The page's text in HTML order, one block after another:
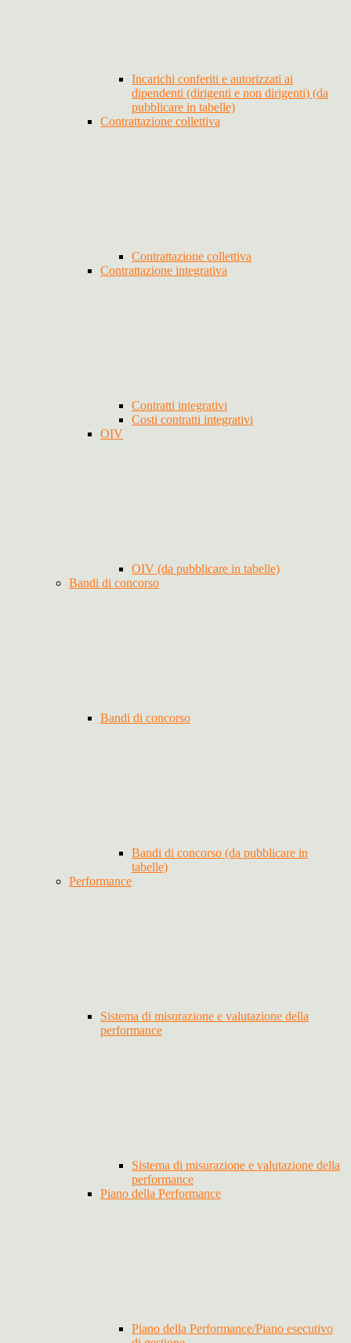
Incarichi conferiti e autorizzati ai
dipendenti (dirigenti e non dirigenti) (da
pubblicare in tabelle)
Contrattazione collettiva
Contrattazione collettiva
Contrattazione integrativa
Contratti integrativi
Costi contratti integrativi
OIV
OIV (da pubblicare in tabelle)
Bandi di concorso
Bandi di concorso
Bandi di concorso (da pubblicare in
tabelle)
Performance
Sistema di misurazione e valutazione della
performance
Sistema di misurazione e valutazione della
performance
Piano della Performance
Piano della Performance/Piano esecutivo